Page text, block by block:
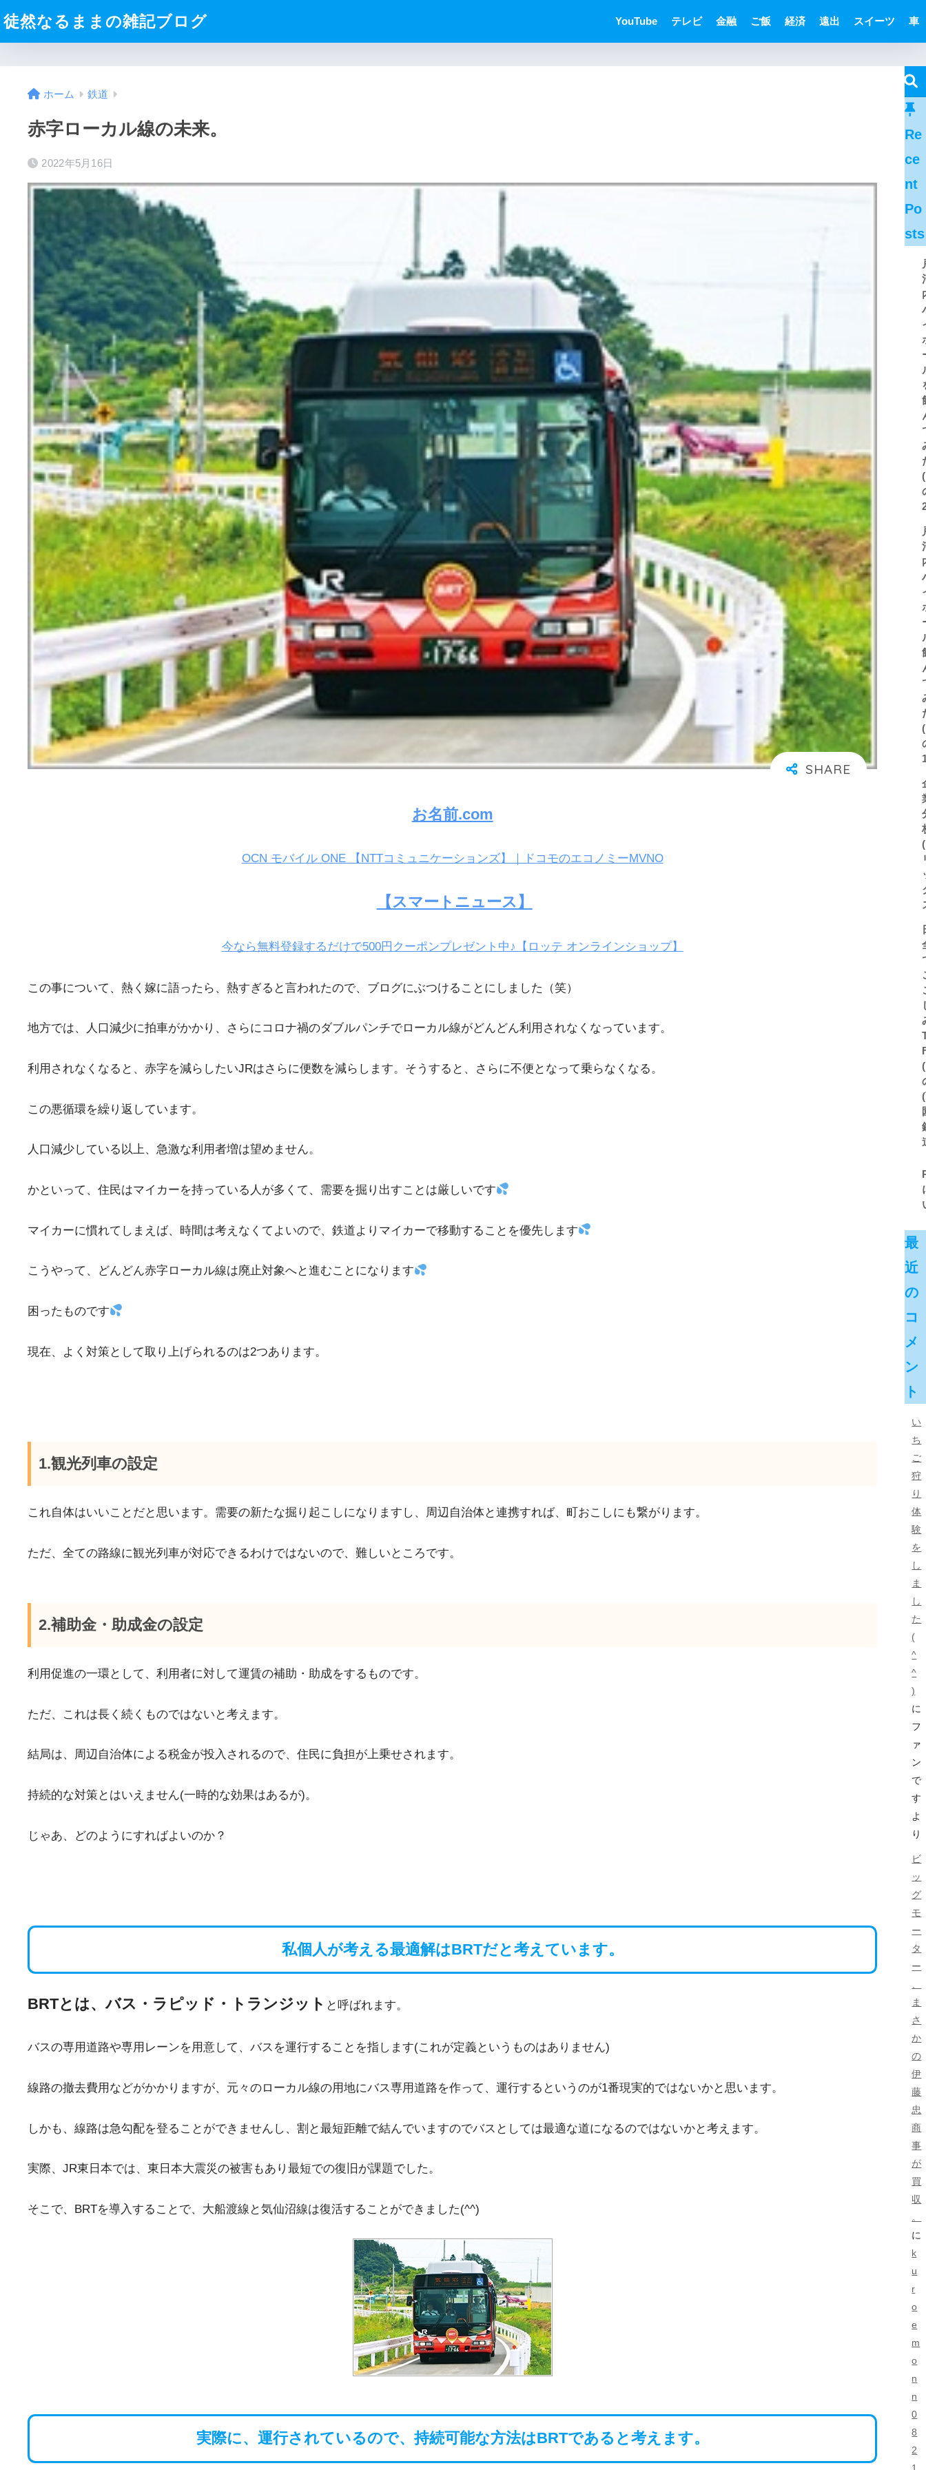
徒然なるままの雑記ブログ YouTube テレビ 金融 ご飯 経済 遠出 スイーツ 車
ホーム 鉄道
赤字ローカル線の未来。
2022年5月16日
お名前.com
OCN モバイル ONE 【NTTコミュニケーションズ】｜ドコモのエコノミーMVNO
【スマートニュース】
今なら無料登録するだけで500円クーポンプレゼント中♪【ロッテ オンラインショップ】
この事について、熱く嫁に語ったら、熱すぎると言われたので、ブログにぶつけることにしました（笑）
地方では、人口減少に拍車がかかり、さらにコロナ禍のダブルパンチでローカル線がどんどん利用されなくなっています。
利用されなくなると、赤字を減らしたいJRはさらに便数を減らします。そうすると、さらに不便となって乗らなくなる。
この悪循環を繰り返しています。
人口減少している以上、急激な利用者増は望めません。
かといって、住民はマイカーを持っている人が多くて、需要を掘り出すことは厳しいです
マイカーに慣れてしまえば、時間は考えなくてよいので、鉄道よりマイカーで移動することを優先します
こうやって、どんどん赤字ローカル線は廃止対象へと進むことになります
困ったものです
現在、よく対策として取り上げられるのは2つあります。
1.観光列車の設定
これ自体はいいことだと思います。需要の新たな掘り起こしになりますし、周辺自治体と連携すれば、町おこしにも繋がります。
ただ、全ての路線に観光列車が対応できるわけではないので、難しいところです。
2.補助金・助成金の設定
利用促進の一環として、利用者に対して運賃の補助・助成をするものです。
ただ、これは長く続くものではないと考えます。
結局は、周辺自治体による税金が投入されるので、住民に負担が上乗せされます。
持続的な対策とはいえません(一時的な効果はあるが)。
じゃあ、どのようにすればよいのか？
私個人が考える最適解はBRTだと考えています。
BRTとは、バス・ラピッド・トランジット と呼ばれます。
バスの専用道路や専用レーンを用意して、バスを運行することを指します(これが定義というものはありません)
線路の撤去費用などがかかりますが、元々のローカル線の用地にバス専用道路を作って、運行するというのが1番現実的ではないかと思います。
しかも、線路は急勾配を登ることができませんし、割と最短距離で結んでいますのでバスとしては最適な道になるのではないかと考えます。
実際、JR東日本では、東日本大震災の被害もあり最短での復旧が課題でした。
そこで、BRTを導入することで、大船渡線と気仙沼線は復活することができました(^^)
実際に、運行されているので、持続可能な方法はBRTであると考えます。
Re
ce
nt
Po
sts
最
近
の
コ
メ
ン
ト
い
ち
ご
狩
り
体
験
を
し
ま
し
た
(
^
^
)
に
フ
ァ
ン
で
す
よ
り
ビ
ッ
グ
モ
ー
タ
ー
、
ま
さ
か
の
伊
藤
忠
商
事
が
買
収
。
に
k
u
r
o
e
m
o
n
n
0
8
2